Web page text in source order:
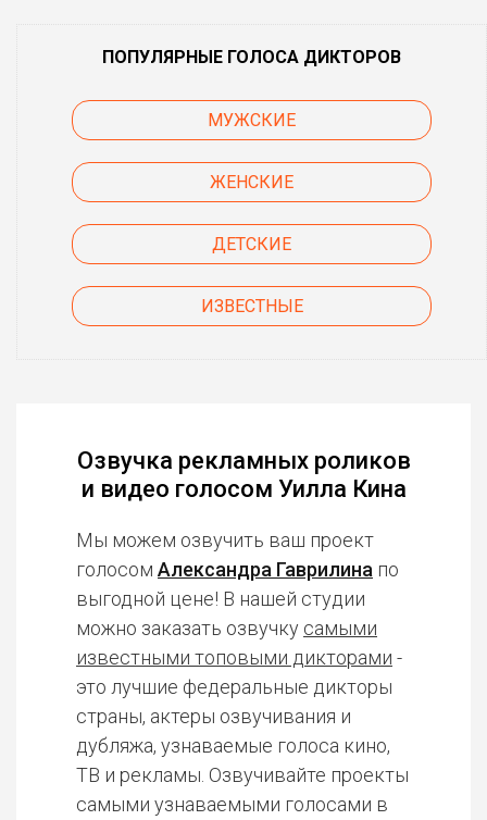
ПОПУЛЯРНЫЕ ГОЛОСА ДИКТОРОВ
МУЖСКИЕ
ЖЕНСКИЕ
ДЕТСКИЕ
ИЗВЕСТНЫЕ
Озвучка рекламных роликов
и видео голосом Уилла Кина
Мы можем озвучить ваш проект
голосом Александра Гаврилина по
выгодной цене! В нашей студии
можно заказать озвучку самыми
известными топовыми дикторами -
это лучшие федеральные дикторы
страны, актеры озвучивания и
дубляжа, узнаваемые голоса кино,
ТВ и рекламы. Озвучивайте проекты
самыми узнаваемыми голосами в